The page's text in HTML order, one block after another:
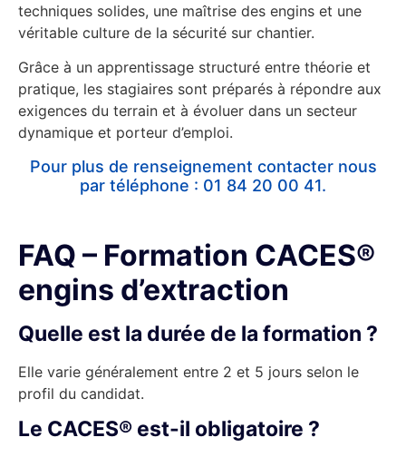
techniques solides, une maîtrise des engins et une
véritable culture de la sécurité sur chantier.
Grâce à un apprentissage structuré entre théorie et
pratique, les stagiaires sont préparés à répondre aux
exigences du terrain et à évoluer dans un secteur
dynamique et porteur d’emploi.
Pour plus de renseignement contacter nous
par téléphone : 01 84 20 00 41.
FAQ – Formation CACES®
engins d’extraction
Quelle est la durée de la formation ?
Elle varie généralement entre 2 et 5 jours selon le
profil du candidat.
Le CACES® est-il obligatoire ?